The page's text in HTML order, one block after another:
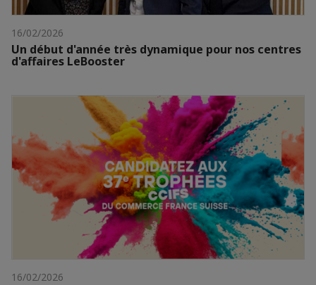
16/02/2026
Un début d'année très dynamique pour nos centres
d'affaires LeBooster
16/02/2026